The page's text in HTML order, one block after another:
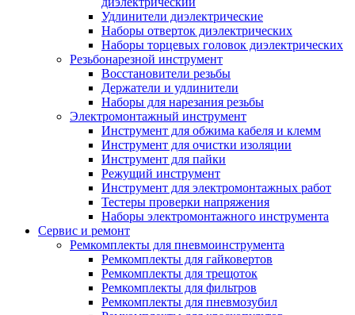
Удлинители диэлектрические
Наборы отверток диэлектрических
Наборы торцевых головок диэлектрических
Резьбонарезной инструмент
Восстановители резьбы
Держатели и удлинители
Наборы для нарезания резьбы
Электромонтажный инструмент
Инструмент для обжима кабеля и клемм
Инструмент для очистки изоляции
Инструмент для пайки
Режущий инструмент
Инструмент для электромонтажных работ
Тестеры проверки напряжения
Наборы электромонтажного инструмента
Сервис и ремонт
Ремкомплекты для пневмоинструмента
Ремкомплекты для гайковертов
Ремкомплекты для трещоток
Ремкомплекты для фильтров
Ремкомплекты для пневмозубил